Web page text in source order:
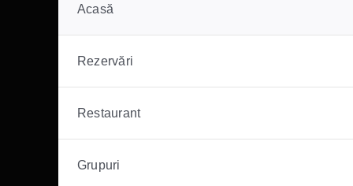
Acasă
Rezervări
Restaurant
Grupuri